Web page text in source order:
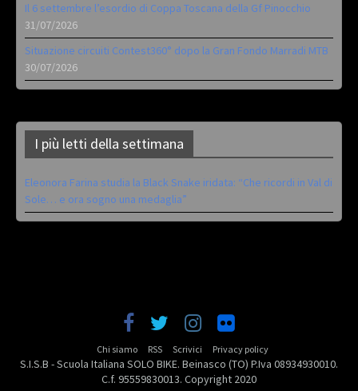
Il 6 settembre l’esordio di Coppa Toscana della Gf Pinocchio
31/07/2026
Situazione circuiti Contest360° dopo la Gran Fondo Marradi MTB
30/07/2026
I più letti della settimana
Eleonora Farina studia la Black Snake iridata: “Che ricordi in Val di
Sole… e ora sogno una medaglia”
Chi siamo RSS Scrivici Privacy policy
S.I.S.B - Scuola Italiana SOLO BIKE. Beinasco (TO) P.Iva 08934930010.
C.f. 95559830013. Copyright 2020